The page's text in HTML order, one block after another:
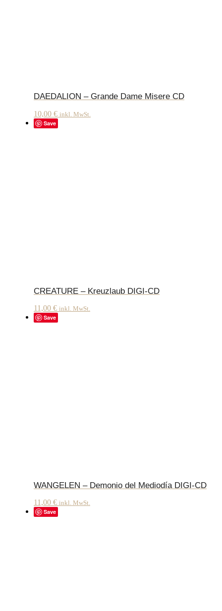
DAEDALION – Grande Dame Misere CD
10,00 € inkl. MwSt.
Save
CREATURE – Kreuzlaub DIGI-CD
11,00 € inkl. MwSt.
Save
WANGELEN – Demonio del Mediodía DIGI-CD
11,00 € inkl. MwSt.
Save